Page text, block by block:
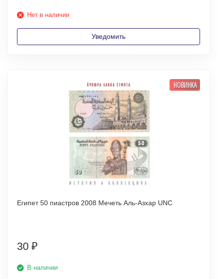
Нет в наличии
Уведомить
НОВИНКА
Египет 50 пиастров 2008 Мечеть Аль-Азхар UNC
30 ₽
В наличии